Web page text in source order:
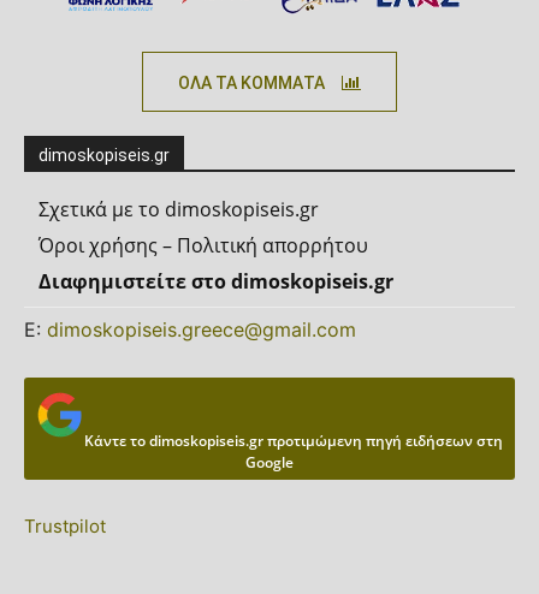
ΟΛΑ ΤΑ ΚΟΜΜΑΤΑ
dimoskopiseis.gr
Σχετικά με το dimoskopiseis.gr
Όροι χρήσης – Πολιτική απορρήτου
Διαφημιστείτε στο dimoskopiseis.gr
Ε: dimoskopiseis.greece@gmail.com
Κάντε το dimoskopiseis.gr προτιμώμενη πηγή ειδήσεων στη
Google
Trustpilot